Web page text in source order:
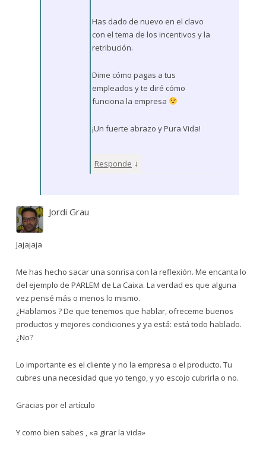
Has dado de nuevo en el clavo
con el tema de los incentivos y la
retribución.
Dime cómo pagas a tus
empleados y te diré cómo
funciona la empresa
¡Un fuerte abrazo y Pura Vida!
Responde ↓
Jordi Grau
Jajajaja
Me has hecho sacar una sonrisa con la reflexión. Me encanta lo
del ejemplo de PARLEM de La Caixa. La verdad es que alguna
vez pensé más o menos lo mismo.
¿Hablamos ? De que tenemos que hablar, ofreceme buenos
productos y mejores condiciones y ya está: está todo hablado.
¿No?
Lo importante es el cliente y no la empresa o el producto. Tu
cubres una necesidad que yo tengo, y yo escojo cubrirla o no.
Gracias por el artículo
Y como bien sabes , «a girar la vida»